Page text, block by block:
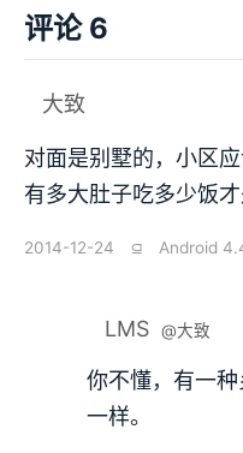
评论 6
大致
对面是别墅的，小区应
有多大肚子吃多少饭
2014-12-24 ⫑ Android
LMS @大致
你不懂，有一
一样。